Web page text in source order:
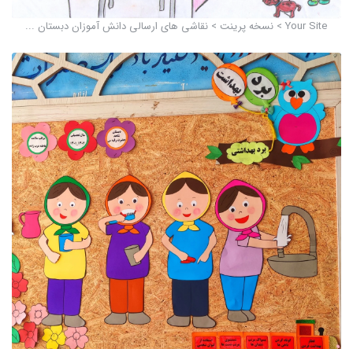
Your Site > نسخه پرينت > نقاشی های ارسالی دانش آموزان دبستان ...